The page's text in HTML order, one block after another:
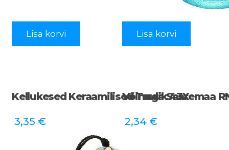
Lisa korvi Lisa korvi
Kellukesed Keraamilised Tuulik 43X
3,35 €
Võinuga Saaremaa
2,34 €